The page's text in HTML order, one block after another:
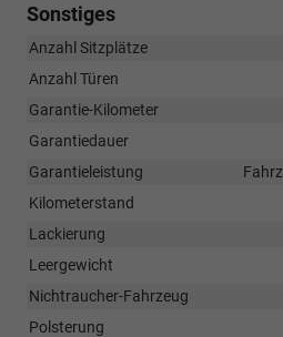
Sonstiges
Anzahl Sitzplätze
Anzahl Türen
Garantie-Kilometer
Garantiedauer
Garantieleistung
Kilometerstand
Lackierung
Leergewicht
Nichtraucher-Fahrzeug
Polsterung